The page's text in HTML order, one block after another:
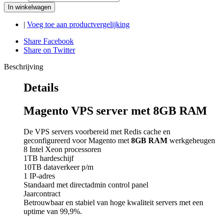
In winkelwagen
| Voeg toe aan productvergelijking
Share Facebook
Share on Twitter
Beschrijving
Details
Magento VPS server met 8GB RAM
De VPS servers voorbereid met Redis cache en
geconfigureerd voor Magento met 8GB RAM werkgeheugen
8 Intel Xeon processoren
1TB hardeschijf
10TB dataverkeer p/m
1 IP-adres
Standaard met directadmin control panel
Jaarcontract
Betrouwbaar en stabiel van hoge kwaliteit servers met een
uptime van 99,9%.